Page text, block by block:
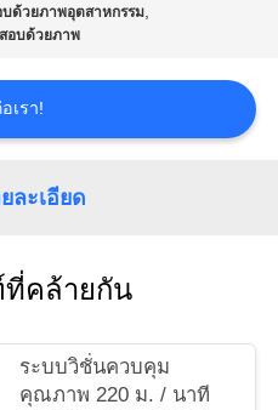
บด้วยภาพอุตสาหกรรม,
อบด้วยภาพ
เรา!
ละเอียด
คล้ายกัน
ระบบวิชั่นควบคุม
คุณภาพ 220 ม. / นาที